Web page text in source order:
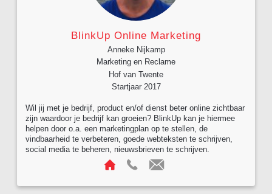
BlinkUp Online Marketing
Anneke Nijkamp
Marketing en Reclame
Hof van Twente
Startjaar 2017
Wil jij met je bedrijf, product en/of dienst beter online zichtbaar
zijn waardoor je bedrijf kan groeien? BlinkUp kan je hiermee
helpen door o.a. een marketingplan op te stellen, de
vindbaarheid te verbeteren, goede webteksten te schrijven,
social media te beheren, nieuwsbrieven te schrijven.